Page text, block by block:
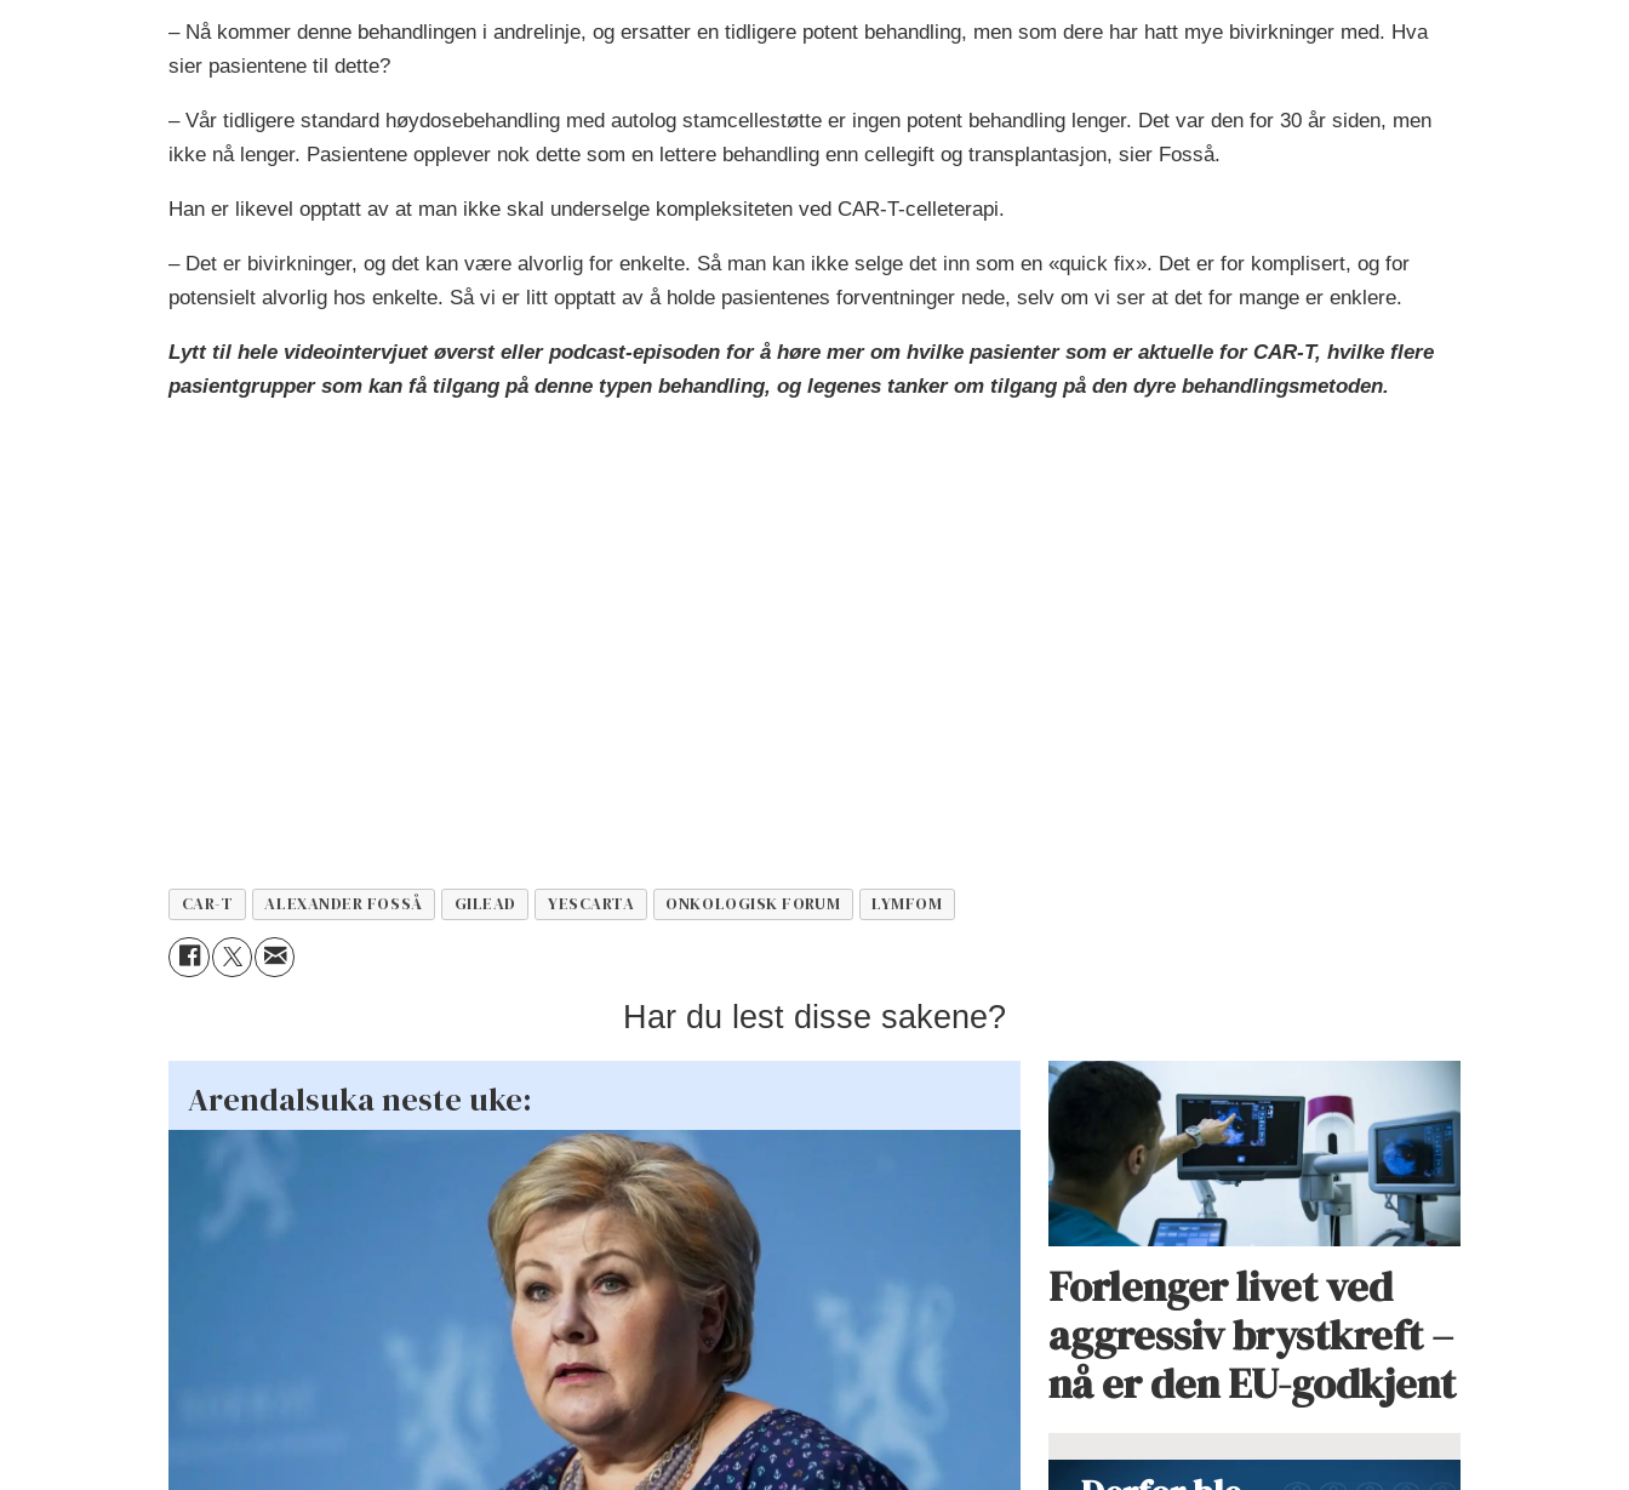
– Nå kommer denne behandlingen i andrelinje, og ersatter en tidligere potent behandling, men som dere har hatt mye bivirkninger med. Hva
sier pasientene til dette?
– Vår tidligere standard høydosebehandling med autolog stamcellestøtte er ingen potent behandling lenger. Det var den for 30 år siden, men
ikke nå lenger. Pasientene opplever nok dette som en lettere behandling enn cellegift og transplantasjon, sier Fosså.
Han er likevel opptatt av at man ikke skal underselge kompleksiteten ved CAR-T-celleterapi.
– Det er bivirkninger, og det kan være alvorlig for enkelte. Så man kan ikke selge det inn som en «quick fix». Det er for komplisert, og for
potensielt alvorlig hos enkelte. Så vi er litt opptatt av å holde pasientenes forventninger nede, selv om vi ser at det for mange er enklere.
Lytt til hele videointervjuet øverst eller podcast-episoden for å høre mer om hvilke pasienter som er aktuelle for CAR-T, hvilke flere
pasientgrupper som kan få tilgang på denne typen behandling, og legenes tanker om tilgang på den dyre behandlingsmetoden.
CAR-T ALEXANDER FOSSÅ GILEAD YESCARTA ONKOLOGISK FORUM LYMFOM
Har du lest disse sakene?
Arendalsuka neste uke:
Forlenger livet ved
aggressiv brystkreft –
nå er den EU-godkjent